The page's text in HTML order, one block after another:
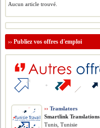
Aucun article trouvé.
››Publiez vos offres d'emploi
›› Translators
Smartlink Translations
Tunis, Tunisie